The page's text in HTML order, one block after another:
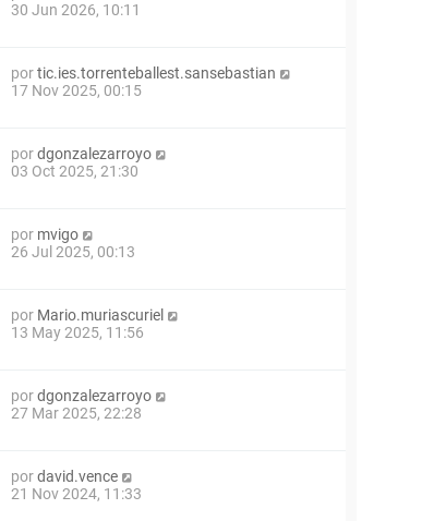
30 Jun 2026, 10:11
portic.ies.torrenteballest.sansebastian
17 Nov 2025, 00:15
pordgonzalezarroyo
03 Oct 2025, 21:30
por mvigo
26 Jul 2025, 00:13
por Mario.muriascuriel
13 May 2025, 11:56
pordgonzalezarroyo
27 Mar 2025, 22:28
pordavid.vence
21 Nov 2024, 11:33